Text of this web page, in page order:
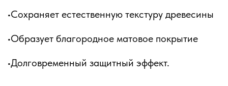
•Сохраняет естественную текстуру древесины
•Образует благородное матовое покрытие
•Долговременный защитный эффект.